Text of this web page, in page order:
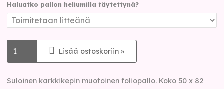
Haluatko pallon heliumilla täytettynä?
Lisää ostoskoriin »
Suloinen karkkikepin muotoinen foliopallo. Koko 50 x 82